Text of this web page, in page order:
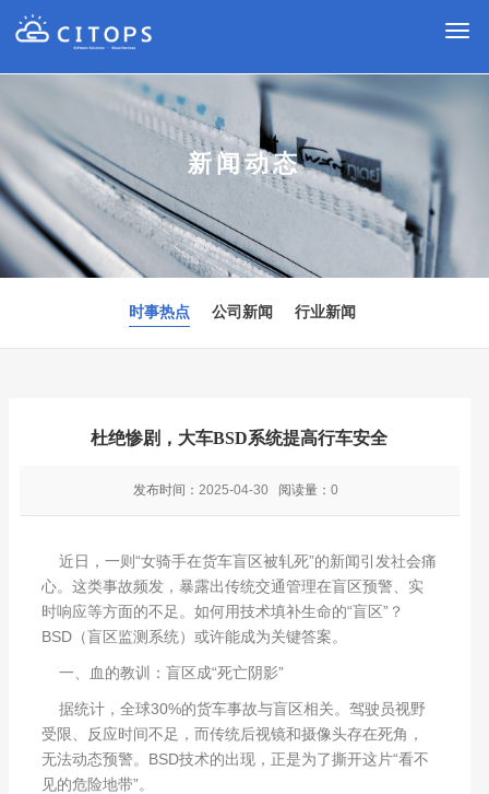
切
导
新闻动态
时事热点 公司新闻 行业新闻
杜绝惨剧，大车BSD系统提高行车安全
发布时间： 2025-04-30 阅读量： 0
近日，一则“女骑手在货车盲区被轧死”的新闻引发社会痛
心。这类事故频发，暴露出传统交通管理在盲区预警、实
时响应等方面的不足。如何用技术填补生命的“盲区”？
BSD（盲区监测系统）或许能成为关键答案。
一、血的教训：盲区成“死亡阴影”
据统计，全球30%的货车事故与盲区相关。驾驶员视野
受限、反应时间不足，而传统后视镜和摄像头存在死角，
无法动态预警。BSD技术的出现，正是为了撕开这片“看不
见的危险地带”。